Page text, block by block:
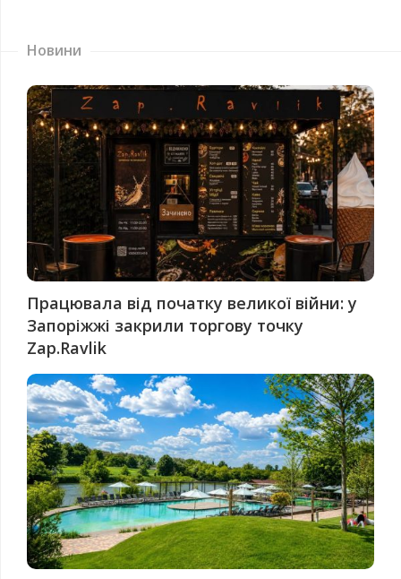
Новини
Працювала від початку великої війни: у
Запоріжжі закрили торгову точку
Zap.Ravlik